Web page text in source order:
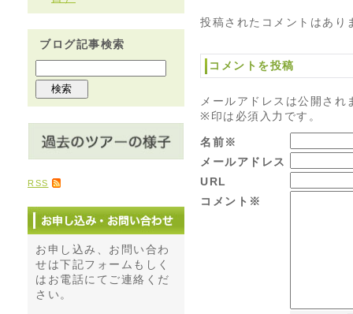
ブログ記事検索
RSS
お申し込み、お問い合わ
せは下記フォームもしく
はお電話にてご連絡くだ
さい。
投稿されたコメントはあり
コメントを投稿
メールアドレスは公開され
※印は必須入力です。
名前※
メールアドレス
URL
コメント※